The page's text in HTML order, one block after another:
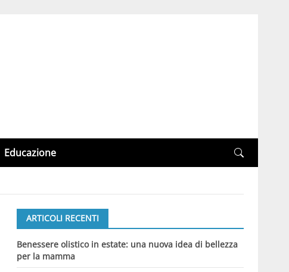
Educazione
ARTICOLI RECENTI
Benessere olistico in estate: una nuova idea di bellezza
per la mamma